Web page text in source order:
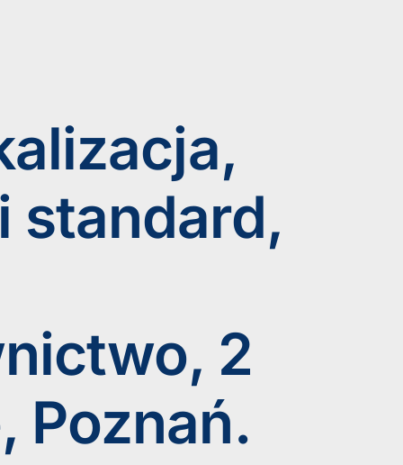
standard,
2
Poznań.